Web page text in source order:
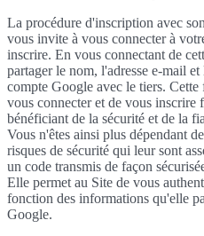
La procédure d'inscription avec
vous invite à vous connecter à
inscrire. En vous connectant de
partager le nom, l'adresse e-mail
compte Google avec le tiers.
vous connecter et de vous inscrire
bénéficiant de la sécurité et de la
Vous n'êtes ainsi plus dépendant
risques de sécurité qui leur sont
un code transmis de façon
Elle permet au Site de vous
fonction des informations qu'elle
Google.